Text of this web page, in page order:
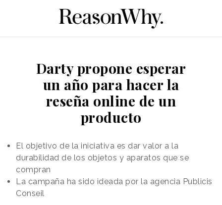
Darty propone esperar
un año para hacer la
reseña online de un
producto
El objetivo de la iniciativa es dar valor a la
durabilidad de los objetos y aparatos que se
compran
La campaña ha sido ideada por la agencia Publicis
Conseil